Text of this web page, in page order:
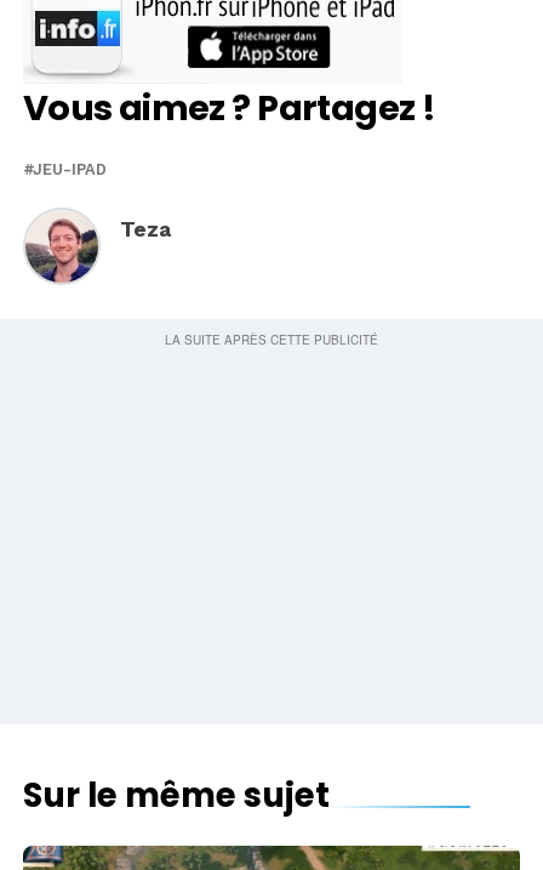
Vous aimez ? Partagez !
JEU-IPAD
Teza
Sur le même sujet